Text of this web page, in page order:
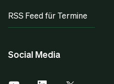
RSS Feed für Termine
Social Media